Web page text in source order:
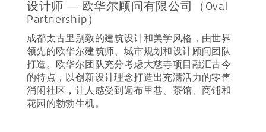
设计师 — 欧华尔顾问有限公司（Oval
Partnership）
成都太古里别致的建筑设计和美学风格，由世界
领先的欧华尔建筑师、城市规划和设计顾问团队
打造。欧华尔团队充分考虑大慈寺项目融汇古今
的特点，以创新设计理念打造出充满活力的零售
消闲社区，让人感受到遍布里巷、茶馆、商铺和
花园的勃勃生机。